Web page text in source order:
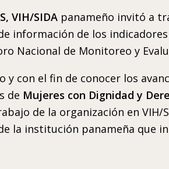
VIH/SIDA panameño invitó a
información de los
Nacional de Monitoreo y
y con el fin de conocer los
de Mujeres con Dignidad y
de la organización en VIH/
la institución panameña que